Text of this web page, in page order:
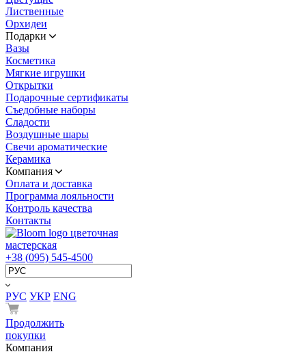
Лиственные
Орхидеи
Подарки
Вазы
Косметика
Мягкие игрушки
Открытки
Подарочные сертификаты
Съедобные наборы
Сладости
Воздушные шары
Свечи ароматические
Керамика
Компания
Оплата и доставка
Программа лояльности
Контроль качества
Контакты
цветочная
мастерская
+38 (095) 545-4500
РУС УКР ENG
Продолжить
покупки
Компания